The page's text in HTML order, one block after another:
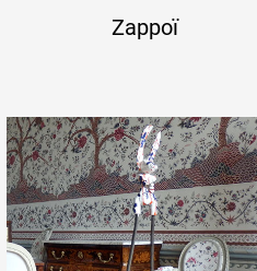
Zappoï